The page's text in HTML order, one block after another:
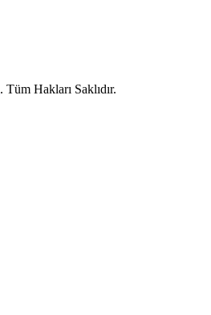
. Tüm Hakları Saklıdır.